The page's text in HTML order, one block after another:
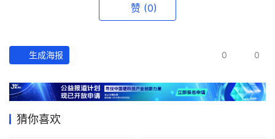
产
经
数
赞 (0)
生成海报 0 0
猜你喜欢